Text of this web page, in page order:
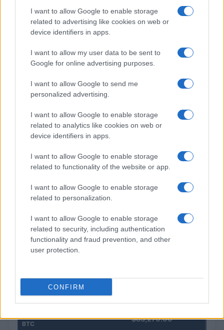
I want to allow Google to enable storage
related to advertising like cookies on web or
device identifiers in apps.
I want to allow my user data to be sent to
Google for online advertising purposes.
I want to allow Google to send me
personalized advertising.
I want to allow Google to enable storage
related to analytics like cookies on web or
device identifiers in apps.
I want to allow Google to enable storage
related to functionality of the website or app.
I want to allow Google to enable storage
related to personalization.
I want to allow Google to enable storage
related to security, including authentication
functionality and fraud prevention, and other
user protection.
CONFIRM
NEWS
La macchina usata più affidabile: un investimento che esige
ponderazione
QUOTAZIONI CRYPTO
Nome Prezzo
Gold (Terra
BTC
$83,270.00